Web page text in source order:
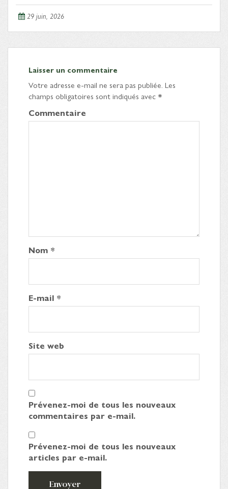
29 juin, 2026
Laisser un commentaire
Votre adresse e-mail ne sera pas publiée. Les
champs obligatoires sont indiqués avec*
Commentaire
Nom *
E-mail *
Site web
Prévenez-moi de tous les nouveaux
commentaires par e-mail.
Prévenez-moi de tous les nouveaux
articles par e-mail.
Envoyer